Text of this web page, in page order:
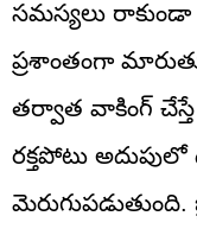
సమస్యలు
ప్రశాంతంగా
తర్వాత వాకింగ్ చేస్తే
రక్తపోటు అదుపులో
మెరుగుపడుతుంది.